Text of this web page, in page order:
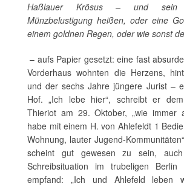
Haßlauer Krösus – und sein
Münzbelustigung heißen, oder eine
einem goldnen Regen, oder wie sonst
– aufs Papier gesetzt: eine fast
Vorderhaus wohnten die Herzens,
und der sechs Jahre jüngere Jurist –
Hof. „Ich lebe hier“, schreibt er
Thieriot am 29. Oktober, „wie immer
habe mit einem H. von Ahlefeldt 1
Wohnung, lauter Jugend-
scheint gut gewesen zu sein,
Schreibsituation im trubeligen
empfand: „Ich und Ahlefeld leben